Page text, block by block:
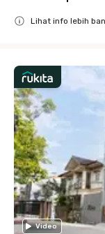
Lihat info lebih
Video